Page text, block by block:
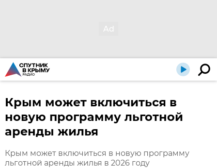
Крым может включиться в
новую программу льготной
аренды жилья
Крым может включиться в новую программу
льготной аренды жилья в 2026 году